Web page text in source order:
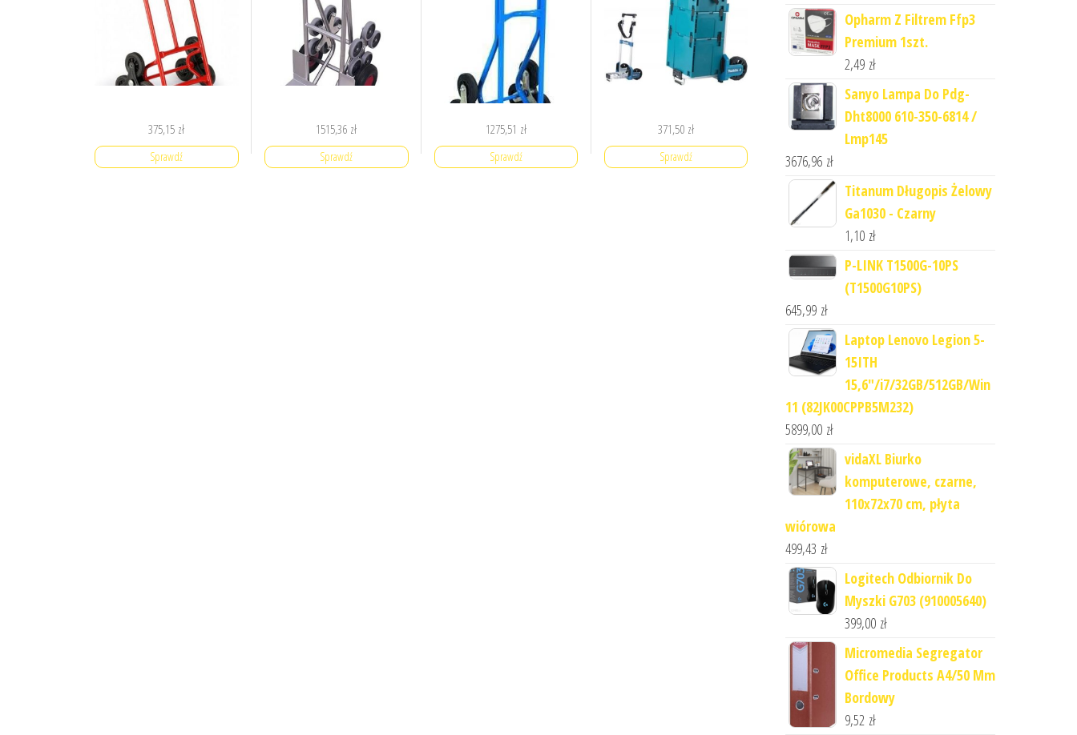
375,15 zł
Sprawdź
1515,36 zł
Sprawdź
1275,51 zł
Sprawdź
371,50 zł
Sprawdź
Opharm Z Filtrem Ffp3
Premium 1szt.
2,49 zł
Sanyo Lampa Do Pdg-
Dht8000 610-350-6814 /
Lmp145
3676,96 zł
Titanum Długopis Żelowy
Ga1030 - Czarny
1,10 zł
P-LINK T1500G-10PS
(T1500G10PS)
645,99 zł
Laptop Lenovo Legion 5-
15ITH
15,6"/i7/32GB/512GB/Win
11 (82JK00CPPB5M232)
5899,00 zł
vidaXL Biurko
komputerowe, czarne,
110x72x70 cm, płyta
wiórowa
499,43 zł
Logitech Odbiornik Do
Myszki G703 (910005640)
399,00 zł
Micromedia Segregator
Office Products A4/50 Mm
Bordowy
9,52 zł